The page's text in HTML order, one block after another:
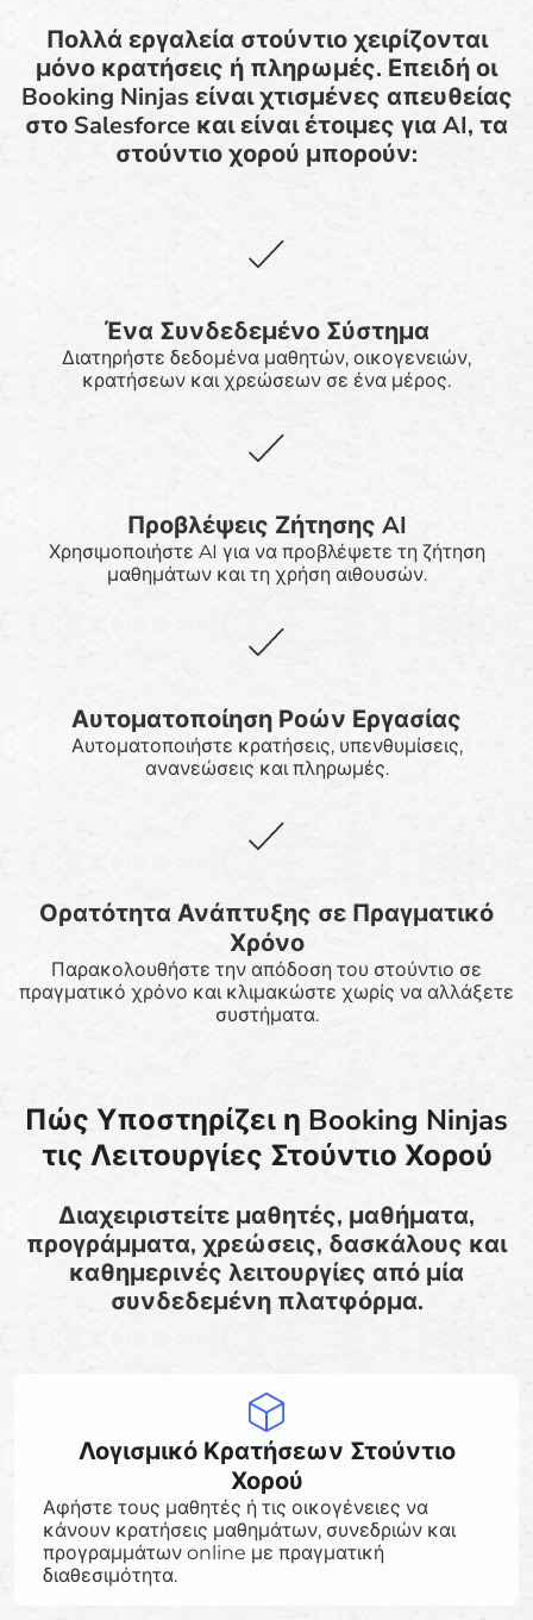
Πολλά εργαλεία στούντιο χειρίζονται
μόνο κρατήσεις ή πληρωμές. Επειδή οι
Booking Ninjas είναι χτισμένες απευθείας
στο Salesforce και είναι έτοιμες για AI, τα
στούντιο χορού μπορούν:
Ένα Συνδεδεμένο Σύστημα
Διατηρήστε δεδομένα μαθητών, οικογενειών,
κρατήσεων και χρεώσεων σε ένα μέρος.
Προβλέψεις Ζήτησης AI
Χρησιμοποιήστε AI για να προβλέψετε τη ζήτηση
μαθημάτων και τη χρήση αιθουσών.
Αυτοματοποίηση Ροών Εργασίας
Αυτοματοποιήστε κρατήσεις, υπενθυμίσεις,
ανανεώσεις και πληρωμές.
Ορατότητα Ανάπτυξης σε Πραγματικό
Χρόνο
Παρακολουθήστε την απόδοση του στούντιο σε
πραγματικό χρόνο και κλιμακώστε χωρίς να αλλάξετε
συστήματα.
Πώς Υποστηρίζει η Booking Ninjas
τις Λειτουργίες Στούντιο Χορού
Διαχειριστείτε μαθητές, μαθήματα,
προγράμματα, χρεώσεις, δασκάλους και
καθημερινές λειτουργίες από μία
συνδεδεμένη πλατφόρμα.
Λογισμικό Κρατήσεων Στούντιο
Χορού
Αφήστε τους μαθητές ή τις οικογένειες να
κάνουν κρατήσεις μαθημάτων, συνεδριών και
προγραμμάτων online με πραγματική
διαθεσιμότητα.